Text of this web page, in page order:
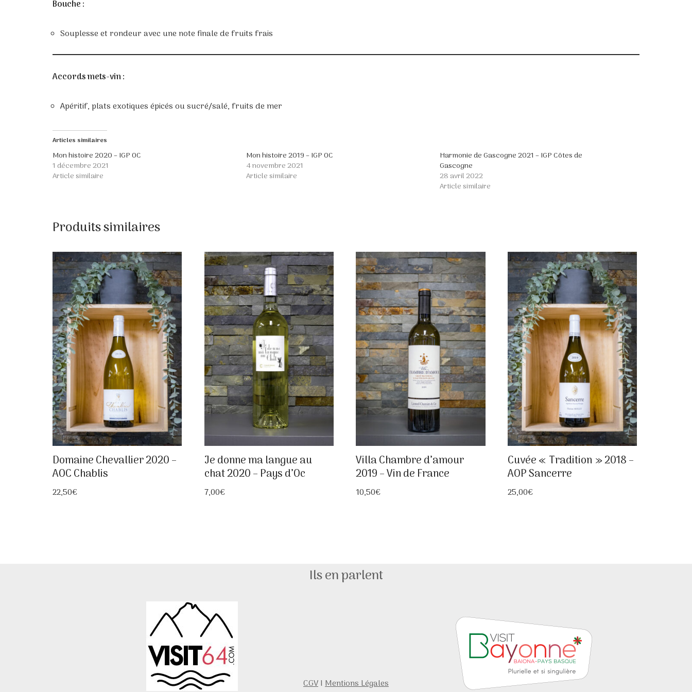
Bouche :
Souplesse et rondeur avec une note finale de fruits frais
Accords mets-vin :
Apéritif, plats exotiques épicés ou sucré/salé, fruits de mer
Articles similaires
Mon histoire 2020 – IGP OC
1 décembre 2021
Article similaire
Mon histoire 2019 – IGP OC
4 novembre 2021
Article similaire
Harmonie de Gascogne 2021 – IGP Côtes de
Gascogne
28 avril 2022
Article similaire
Produits similaires
Domaine Chevallier 2020 –
AOC Chablis
22,50€
Je donne ma langue au
chat 2020 – Pays d’Oc
7,00€
Villa Chambre d’amour
2019 – Vin de France
10,50€
Cuvée « Tradition » 2018 –
AOP Sancerre
25,00€
Ils en parlent
CGVIMentions Légales